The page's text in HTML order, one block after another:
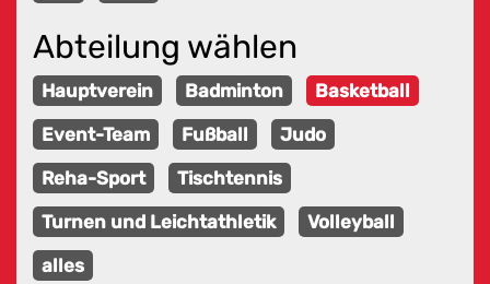
Abteilung wählen
Hauptverein Badminton
Basketball
Event-Team
Fußball
Judo
Reha-Sport
Tischtennis
Turnen und Leichtathletik
Volleyball
alles